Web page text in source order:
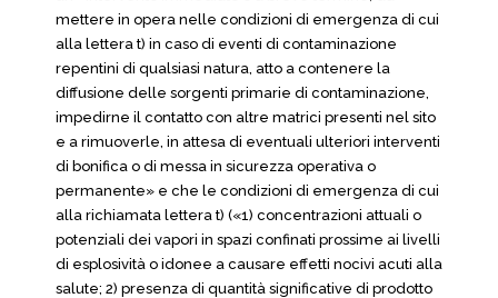
mettere in opera nelle condizioni di emergenza di cui
alla lettera t) in caso di eventi di contaminazione
repentini di qualsiasi natura, atto a contenere la
diffusione delle sorgenti primarie di contaminazione,
impedirne il contatto con altre matrici presenti nel sito
e a rimuoverle, in attesa di eventuali ulteriori interventi
di bonifica o di messa in sicurezza operativa o
permanente» e che le condizioni di emergenza di cui
alla richiamata lettera t) («1) concentrazioni attuali o
potenziali dei vapori in spazi confinati prossime ai livelli
di esplosività o idonee a causare effetti nocivi acuti alla
salute; 2) presenza di quantità significative di prodotto